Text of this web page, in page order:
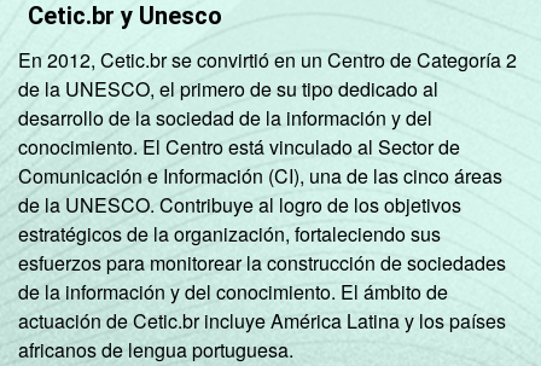
Cetic.br y Unesco
En 2012, Cetic.br se convirtió en un Centro de Categoría 2
de la UNESCO, el primero de su tipo dedicado al
desarrollo de la sociedad de la información y del
conocimiento. El Centro está vinculado al Sector de
Comunicación e Información (CI), una de las cinco áreas
de la UNESCO. Contribuye al logro de los objetivos
estratégicos de la organización, fortaleciendo sus
esfuerzos para monitorear la construcción de sociedades
de la información y del conocimiento. El ámbito de
actuación de Cetic.br incluye América Latina y los países
africanos de lengua portuguesa.